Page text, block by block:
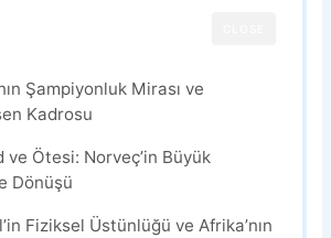
Şampiyonluk Mirası ve
Kadrosu
ve Ötesi: Norveç’in Büyük
Dönüşü
Fiziksel Üstünlüğü ve Afrika’nın